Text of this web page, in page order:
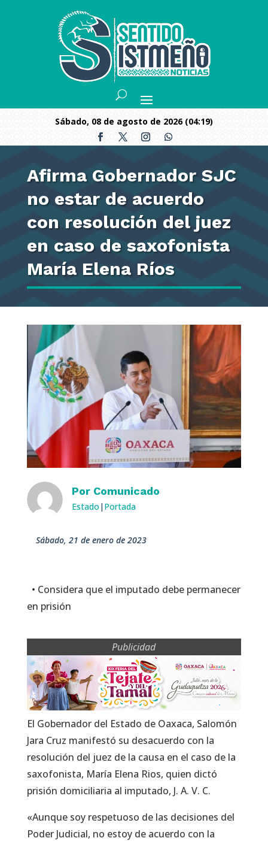
sábado, 08 de agosto de 2026 (04:19)
Afirma Gobernador SJC
no estar de acuerdo
con resolución del juez
en caso de saxofonista
María Elena Ríos
Por Comunicado
Estado | Portada
sábado, 21 de enero de 2023
• Considera que el imputado debe permanecer
en prisión
Publicidad
El Gobernador del Estado de Oaxaca, Salomón
Jara Cruz manifestó su desacuerdo con la
resolución del juez de la causa en el caso de la
saxofonista, María Elena Rios, quien dictó
prisión domiciliaria al imputado, J. A. V. C.
«Aunque soy respetuoso de las decisiones del
Poder Judicial, no estoy de acuerdo con la